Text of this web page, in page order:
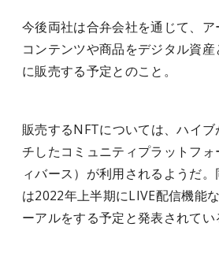
今後両社は合弁会社を通じて、
コンテンツや商品をデジタル資
に販売する予定とのこと。
販売するNFTについては、ハイ
チしたコミュニティプラットフ
ィバース）が利用されるようだ
は2022年上半期にLIVE配信機能
ーアルをする予定と発表されてい